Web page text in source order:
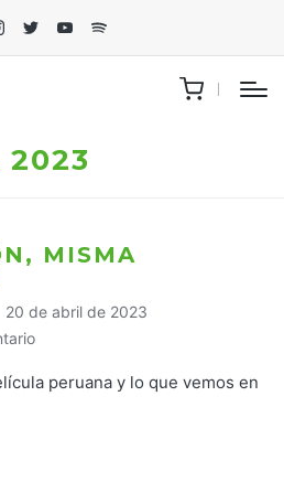
TwitterYoutubeSpotify
2023
MISMA
20 de abril de 2023
peruana y lo que vemos en